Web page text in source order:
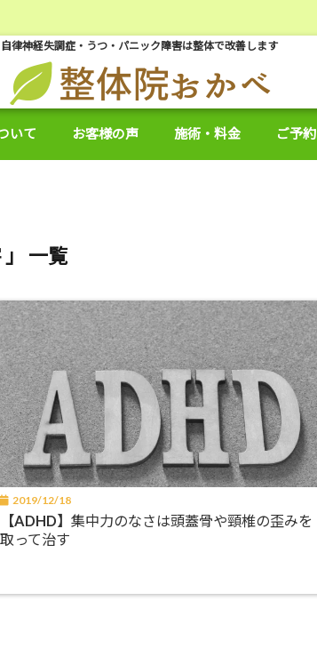
自律神経失調症・うつ・パニック障害は整体で改善します
いて お客様の声 施術・料金 ご予約
」 一覧
2019/12/18
【ADHD】集中力のなさは頭蓋骨や頸椎の歪みを
取って治す